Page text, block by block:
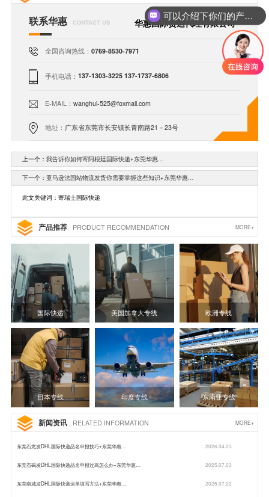
联系华惠 CONTACT US 华惠国际货运代理有限公司
全国咨询热线：0769-8530-7971
手机电话：137-1303-3225 137-1737-6806
E-MAIL：wanghui-525@foxmail.com
地址： 广东省东莞市长安镇长青南路21－23号
上一个： 我告诉你如何寄阿根廷国际快递+东莞华惠…
下一个： 亚马逊法国站物流发货你需要掌握这些知识+东莞华惠…
此文关键词：寄瑞士国际快递
产品推荐 PRODUCT RECOMMENDATION MORE+
国际快递 美国加拿大专线 欧洲专线
日本专线 印度专线 东南亚专线
新闻资讯 RELATED INFORMATION MORE+
东莞石龙发DHL国际快递品名申报技巧+东莞华惠… 2026.04.23
东莞石碣发DHL国际快递品名申报过高怎么办+东莞华惠… 2025.07.03
东莞南城发DHL国际快递运单填写方法+东莞华惠… 2025.07.02
可以介绍下你们的产品么